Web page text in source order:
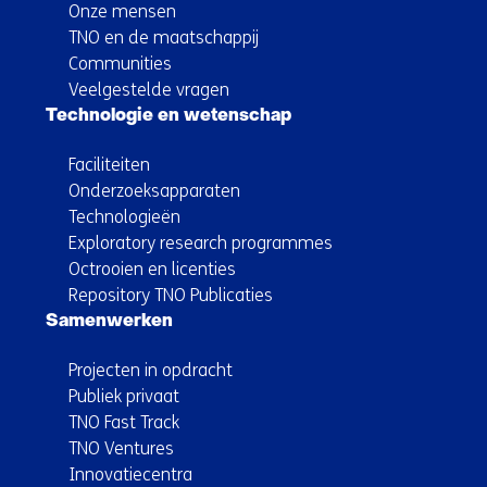
Onze mensen
TNO en de maatschappij
Communities
Veelgestelde vragen
Technologie en wetenschap
Faciliteiten
Onderzoeksapparaten
Technologieën
Exploratory research programmes
Octrooien en licenties
Repository TNO Publicaties
Samenwerken
Projecten in opdracht
Publiek privaat
TNO Fast Track
TNO Ventures
Innovatiecentra